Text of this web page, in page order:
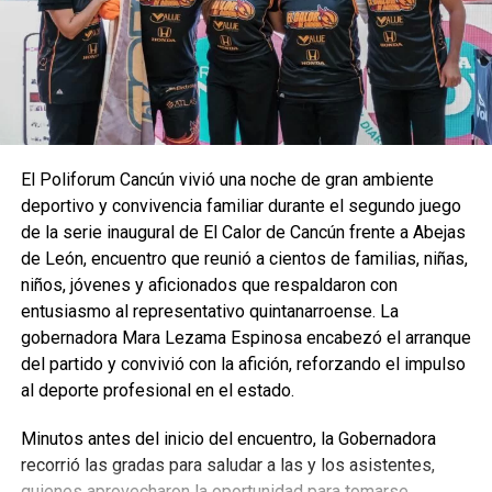
Arzate Hop destacó que el objetivo es que el deporte sea
una prioridad dentro de la vida estudiantil, por lo que se
proyectan alternativas que permitan a las y los alumnos
acceder a diversas disciplinas, así como a infraestructura
qué deportes pueden implementarse y qué recursos se
requieren para su operación.
Por su parte, Silvia Mendoza subrayó que este primer
recorrido marca el inicio de una ruta de colaboración que
permitirá enriquecer las actividades extracurriculares del
CECyTE, reiterando que el deporte es un pilar fundamental
para el desarrollo de cada estudiante.
El Poliforum Cancún vivió una noche de gran ambiente
deportivo y convivencia familiar durante el segundo juego
de la serie inaugural de El Calor de Cancún frente a Abejas
de León, encuentro que reunió a cientos de familias, niñas,
niños, jóvenes y aficionados que respaldaron con
entusiasmo al representativo quintanarroense. La
gobernadora Mara Lezama Espinosa encabezó el arranque
del partido y convivió con la afición, reforzando el impulso
al deporte profesional en el estado.
Minutos antes del inicio del encuentro, la Gobernadora
recorrió las gradas para saludar a las y los asistentes,